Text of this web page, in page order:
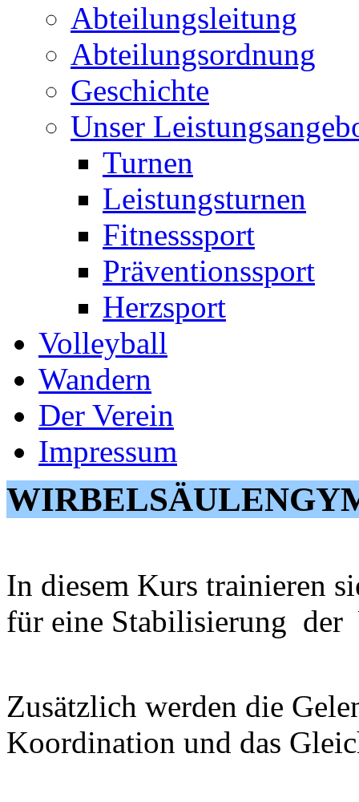
Abteilungsleitung
Abteilungsordnung
Geschichte
Unser
Turnen
Leistungsturnen
Fitnesssport
Präventionssport
Herzsport
Volleyball
Wandern
Der Verein
Impressum
In diesem Kurs trainieren
für eine Stabilisierung der
Zusätzlich werden die
Koordination und das